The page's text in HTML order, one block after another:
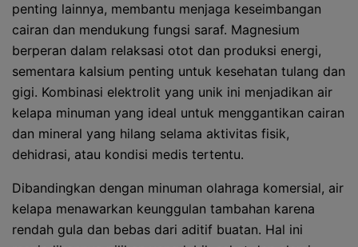
penting lainnya, membantu menjaga keseimbangan
cairan dan mendukung fungsi saraf. Magnesium
berperan dalam relaksasi otot dan produksi energi,
sementara kalsium penting untuk kesehatan tulang dan
gigi. Kombinasi elektrolit yang unik ini menjadikan air
kelapa minuman yang ideal untuk menggantikan cairan
dan mineral yang hilang selama aktivitas fisik,
dehidrasi, atau kondisi medis tertentu.
Dibandingkan dengan minuman olahraga komersial, air
kelapa menawarkan keunggulan tambahan karena
rendah gula dan bebas dari aditif buatan. Hal ini